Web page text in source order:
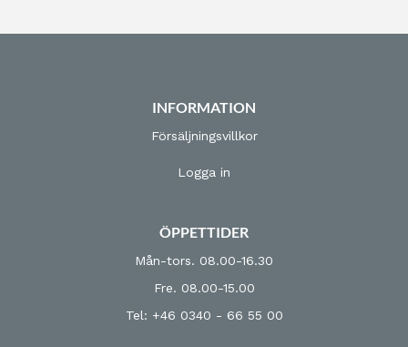
INFORMATION
Försäljningsvillkor
Logga in
ÖPPETTIDER
Mån-tors. 08.00-16.30
Fre. 08.00-15.00
Tel: +46 0340 - 66 55 00